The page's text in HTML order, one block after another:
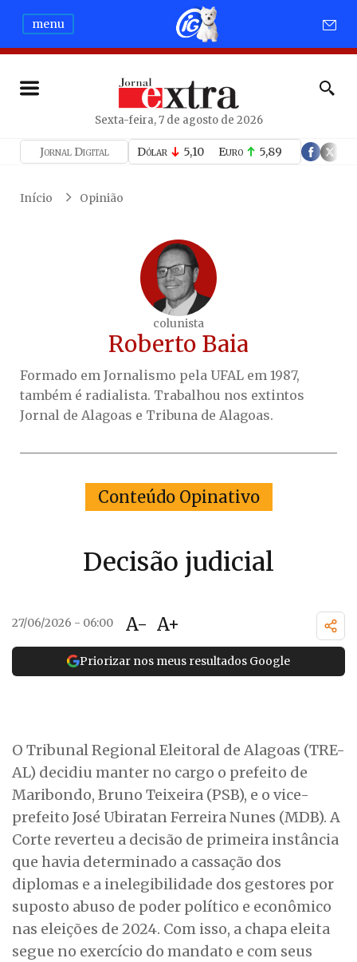
menu
Sexta-feira, 7 de agosto de 2026
Jornal Digital Dólar 5,10 Euro 5,89
Início Opinião
colunista
Roberto Baia
Formado em Jornalismo pela UFAL em 1987,
também é radialista. Trabalhou nos extintos
Jornal de Alagoas e Tribuna de Alagoas.
Conteúdo Opinativo
Decisão judicial
27/06/2026 - 06:00 A- A+
Priorizar nos meus resultados Google
O Tribunal Regional Eleitoral de Alagoas (TRE-
AL) decidiu manter no cargo o prefeito de
Maribondo, Bruno Teixeira (PSB), e o vice-
prefeito José Ubiratan Ferreira Nunes (MDB). A
Corte reverteu a decisão de primeira instância
que havia determinado a cassação dos
diplomas e a inelegibilidade dos gestores por
suposto abuso de poder político e econômico
nas eleições de 2024. Com isso, a chapa eleita
segue no exercício do mandato e com seus